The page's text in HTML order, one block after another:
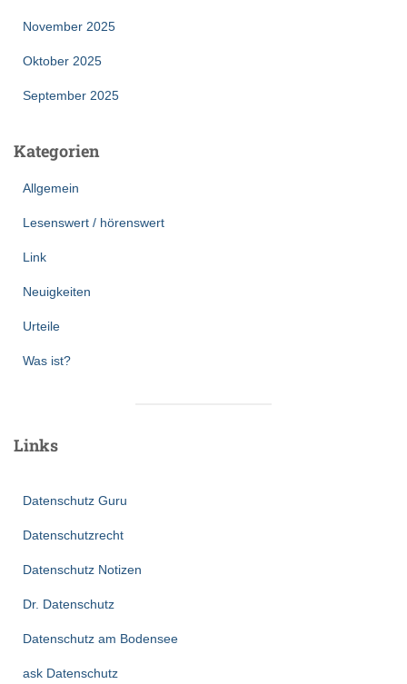
November 2025
Oktober 2025
September 2025
Kategorien
Allgemein
Lesenswert / hörenswert
Link
Neuigkeiten
Urteile
Was ist?
Links
Datenschutz Guru
Datenschutzrecht
Datenschutz Notizen
Dr. Datenschutz
Datenschutz am Bodensee
ask Datenschutz